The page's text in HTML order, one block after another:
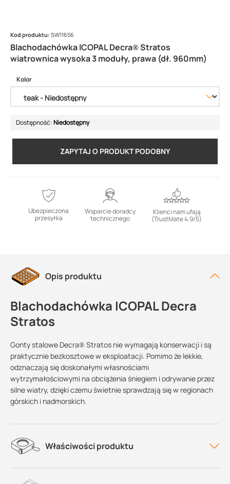
Blachodachówka ICOPAL Decra® Stratos
wiatrownica wysoka 3 moduły, prawa (dł. 960mm)
Kod produktu: SW11656
Kolor
Dostępność:Niedostępny
ZAPYTAJ O PRODUKT PODOBNY
Ubezpieczona
przesyłka
Wsparcie doradcy
technicznego
Klienci nam ufają
(TrustMate 4.9/5)
Opis produktu
Blachodachówka ICOPAL Decra
Stratos
Gonty stalowe Decra® Stratos nie wymagają konserwacji i są
praktycznie bezkosztowe w eksploatacji. Pomimo że lekkie,
odznaczają się doskonałymi własnościami
wytrzymałościowymi na obciążenia śniegiem i odrywanie przez
silne wiatry, dzięki czemu świetnie sprawdzają się w regionach
górskich i nadmorskich.
Właściwości produktu